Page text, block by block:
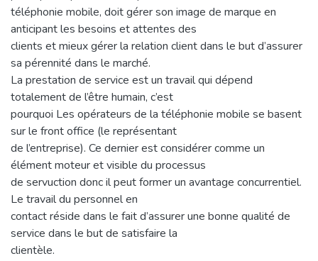
téléphonie mobile, doit gérer son image de marque en
anticipant les besoins et attentes des
clients et mieux gérer la relation client dans le but d’assurer
sa pérennité dans le marché.
La prestation de service est un travail qui dépend
totalement de l’être humain, c’est
pourquoi Les opérateurs de la téléphonie mobile se basent
sur le front office (le représentant
de l’entreprise). Ce dernier est considérer comme un
élément moteur et visible du processus
de servuction donc il peut former un avantage concurrentiel.
Le travail du personnel en
contact réside dans le fait d’assurer une bonne qualité de
service dans le but de satisfaire la
clientèle.